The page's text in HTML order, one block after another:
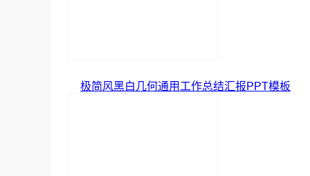
极简风黑白几何通用工作总结汇报PPT模板